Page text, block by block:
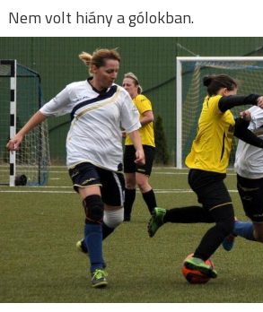
Nem volt hiány a gólokban.